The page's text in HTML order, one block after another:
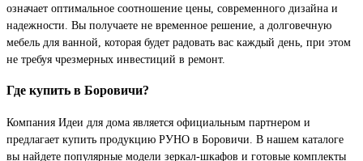
означает оптимальное соотношение цены, современного дизайна и
надежности. Вы получаете не временное решение, а долговечную
мебель для ванной, которая будет радовать вас каждый день, при этом
не требуя чрезмерных инвестиций в ремонт.
Где купить в Боровичи?
Компания Идеи для дома является официальным партнером и
предлагает купить продукцию РУНО в Боровичи. В нашем каталоге
вы найдете популярные модели зеркал-шкафов и готовые комплекты